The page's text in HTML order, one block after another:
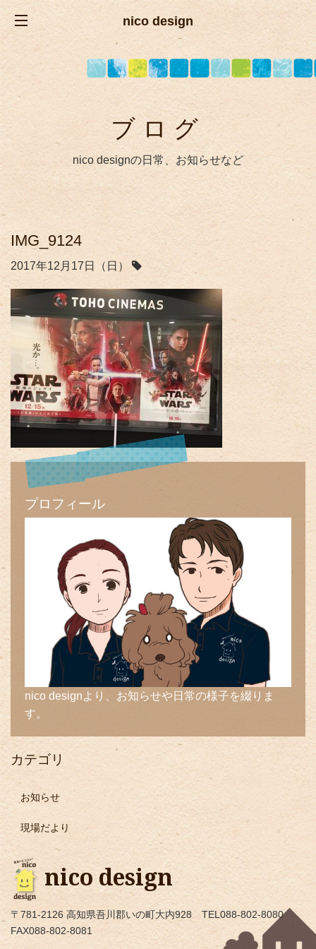
nico design
ブログ
nico designの日常、お知らせなど
IMG_9124
2017年12月17日（日）
プロフィール
nico designより、お知らせや日常の様子を綴りま
す。
カテゴリ
お知らせ
現場だより
nico design
〒781-2126 高知県吾川郡いの町大内928 TEL088-802-8080
FAX088-802-8081